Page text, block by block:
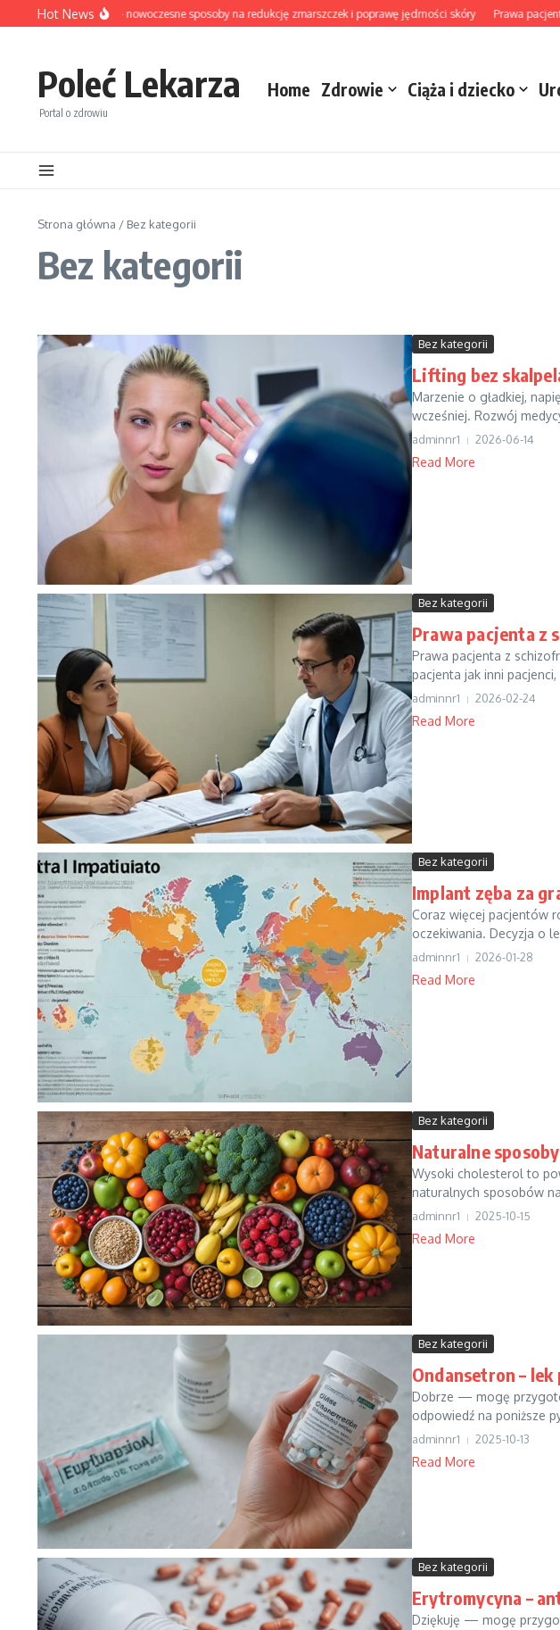
Przejdź do treści
Hot News
bez skalpela — nowoczesne sposoby na redukcję zmarszczek i poprawę jędrności skóry Prawa pacjenta z
Poleć Lekarza
Portal o zdrowiu
Home Zdrowie Ciąża i dziecko
Strona główna / Bez kategorii
Bez kategorii
Bez kategorii
Lifting bez
Marzenie o gładkiej,
wcześniej. Rozwój
adminnr1 2026-06-14
Read More
Bez kategorii
Prawa pacjenta z
Prawa pacjenta z
pacjenta jak inni
adminnr1 2026-02-24
Read More
Bez kategorii
Implant zęba za
Coraz więcej pacjentów
oczekiwania. Decyzja o
adminnr1 2026-01-28
Read More
Bez kategorii
Naturalne
Wysoki cholesterol to
naturalnych sposobów
adminnr1 2025-10-15
Read More
Bez kategorii
Ondansetron –
Dobrze — mogę
odpowiedź na poniższe
adminnr1 2025-10-13
Read More
Bez kategorii
Erytromycyna –
Dziękuję — mogę